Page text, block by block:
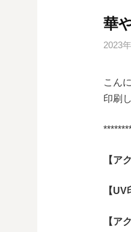
華
2023
こん
印刷
【ア
【
【ア